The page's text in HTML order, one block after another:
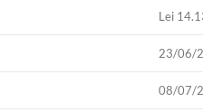
Lei
23/06/
08/07/